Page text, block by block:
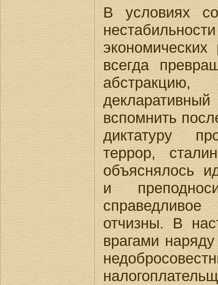
В условиях
всегда
вспомнить
диктатуру
террор,
объяснялось
и
отчизны. В
врагами